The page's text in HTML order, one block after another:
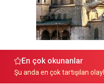
En çok okunanlar
Şu anda en çok tartışılan